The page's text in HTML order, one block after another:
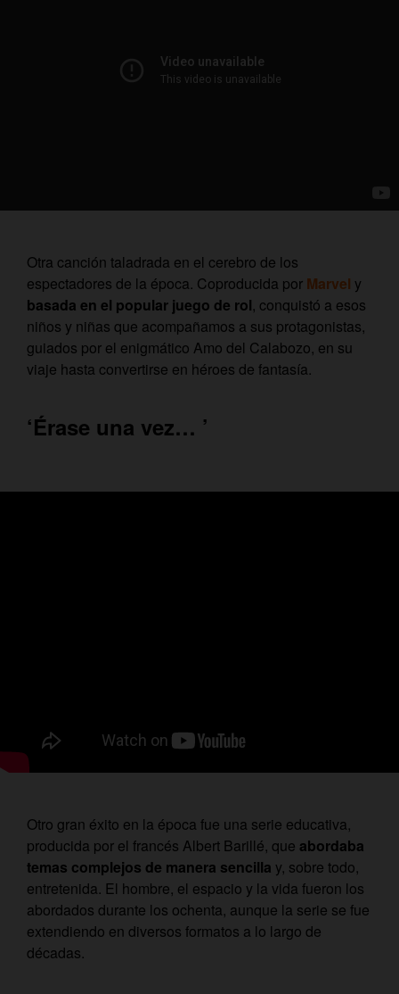
Otra canción taladrada en el cerebro de los
espectadores de la época. Coproducida por Marvel y
basada en el popular juego de rol, conquistó a esos
niños y niñas que acompañamos a sus protagonistas,
guiados por el enigmático Amo del Calabozo, en su
viaje hasta convertirse en héroes de fantasía.
‘Érase una vez… ’
Otro gran éxito en la época fue una serie educativa,
producida por el francés Albert Barillé, que abordaba
temas complejos de manera sencilla y, sobre todo,
entretenida. El hombre, el espacio y la vida fueron los
abordados durante los ochenta, aunque la serie se fue
extendiendo en diversos formatos a lo largo de
décadas.